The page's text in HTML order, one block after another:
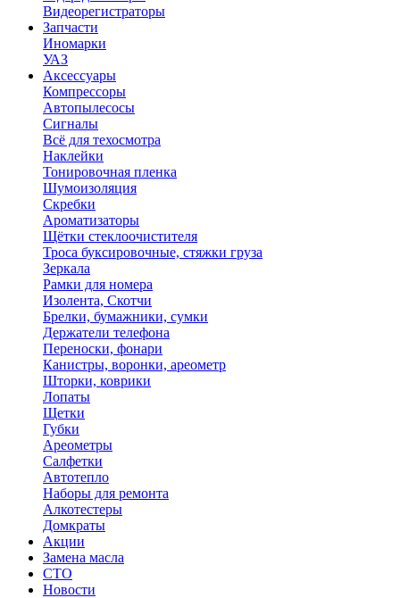
Видеорегистраторы
Запчасти
Иномарки
УАЗ
Аксесcуары
Компрессоры
Автопылесосы
Сигналы
Всё для техосмотра
Наклейки
Тонировочная пленка
Шумоизоляция
Скребки
Ароматизаторы
Щётки стеклоочистителя
Троса буксировочные, стяжки груза
Зеркала
Рамки для номера
Изолента, Скотчи
Брелки, бумажники, сумки
Держатели телефона
Переноски, фонари
Канистры, воронки, ареометр
Шторки, коврики
Лопаты
Щетки
Губки
Ареометры
Салфетки
Автотепло
Наборы для ремонта
Алкотестеры
Домкраты
Акции
Замена масла
СТО
Новости